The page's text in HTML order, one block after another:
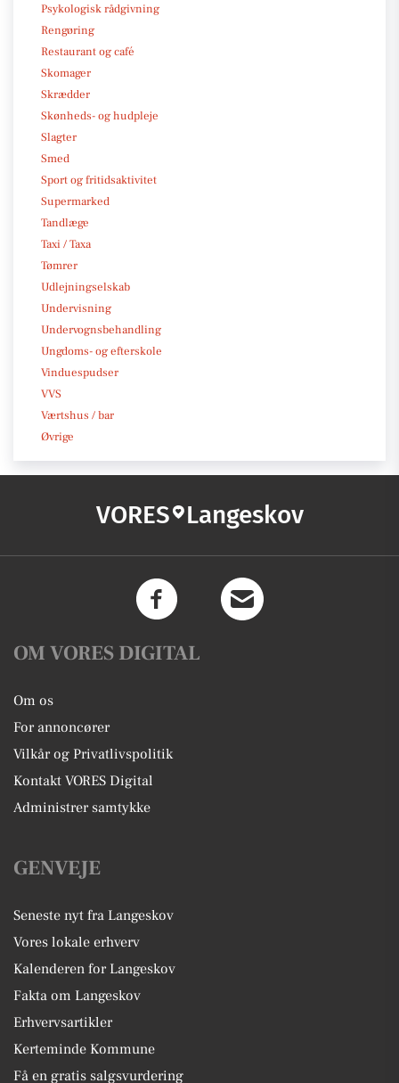
Psykologisk rådgivning
Rengøring
Restaurant og café
Skomager
Skrædder
Skønheds- og hudpleje
Slagter
Smed
Sport og fritidsaktivitet
Supermarked
Tandlæge
Taxi / Taxa
Tømrer
Udlejningselskab
Undervisning
Undervognsbehandling
Ungdoms- og efterskole
Vinduespudser
VVS
Værtshus / bar
Øvrige
VORES Langeskov
OM VORES DIGITAL
Om os
For annoncører
Vilkår og Privatlivspolitik
Kontakt VORES Digital
Administrer samtykke
GENVEJE
Seneste nyt fra Langeskov
Vores lokale erhverv
Kalenderen for Langeskov
Fakta om Langeskov
Erhvervsartikler
Kerteminde Kommune
Få en gratis salgsvurdering